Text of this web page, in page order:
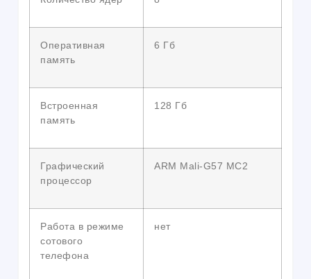
Оперативная
память
6 Гб
Встроенная
память
128 Гб
Графический
процессор
ARM Mali-G57 MC2
Работа в режиме
сотового
телефона
нет